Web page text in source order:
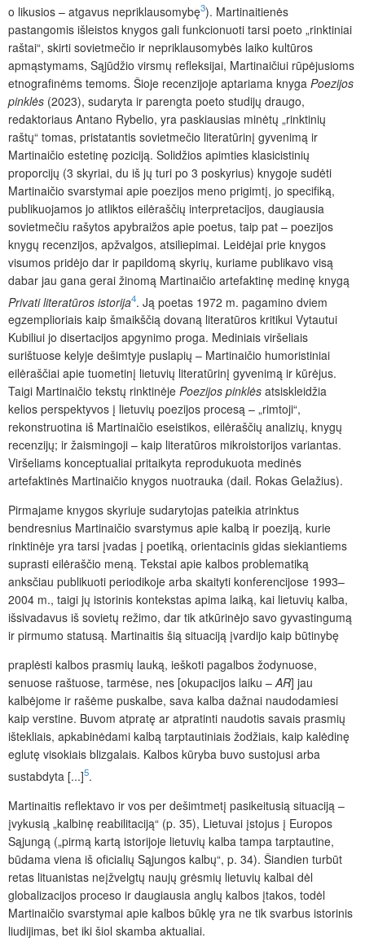
o likusios – atgavus nepriklausomybę3). Martinaitienės
pastangomis išleistos knygos gali funkcionuoti tarsi poeto „rinktiniai
raštai“, skirti sovietmečio ir nepriklausomybės laiko kultūros
apmąstymams, Sąjūdžio virsmų refleksijai, Martinaičiui rūpėjusioms
etnografinėms temoms. Šioje recenzijoje aptariama knyga Poezijos
pinklės (2023), sudaryta ir parengta poeto studijų draugo,
redaktoriaus Antano Rybelio, yra paskiausias minėtų „rinktinių
raštų“ tomas, pristatantis sovietmečio literatūrinį gyvenimą ir
Martinaičio estetinę poziciją. Solidžios apimties klasicistinių
proporcijų (3 skyriai, du iš jų turi po 3 poskyrius) knygoje sudėti
Martinaičio svarstymai apie poezijos meno prigimtį, jo specifiką,
publikuojamos jo atliktos eilėraščių interpretacijos, daugiausia
sovietmečiu rašytos apybraižos apie poetus, taip pat – poezijos
knygų recenzijos, apžvalgos, atsiliepimai. Leidėjai prie knygos
visumos pridėjo dar ir papildomą skyrių, kuriame publikavo visą
dabar jau gana gerai žinomą Martinaičio artefaktinę medinę knygą
Privati literatūros istorija4. Ją poetas 1972 m. pagamino dviem
egzemplioriais kaip šmaikščią dovaną literatūros kritikui Vytautui
Kubiliui jo disertacijos apgynimo proga. Mediniais viršeliais
surištuose kelyje dešimtyje puslapių – Martinaičio humoristiniai
eilėraščiai apie tuometinį lietuvių literatūrinį gyvenimą ir kūrėjus.
Taigi Martinaičio tekstų rinktinėje Poezijos pinklės atsiskleidžia
kelios perspektyvos į lietuvių poezijos procesą – „rimtoji“,
rekonstruotina iš Martinaičio eseistikos, eilėraščių analizių, knygų
recenzijų; ir žaismingoji – kaip literatūros mikroistorijos variantas.
Viršeliams konceptualiai pritaikyta reprodukuota medinės
artefaktinės Martinaičio knygos nuotrauka (dail. Rokas Gelažius).
Pirmajame knygos skyriuje sudarytojas pateikia atrinktus
bendresnius Martinaičio svarstymus apie kalbą ir poeziją, kurie
rinktinėje yra tarsi įvadas į poetiką, orientacinis gidas siekiantiems
suprasti eilėraščio meną. Tekstai apie kalbos problematiką
anksčiau publikuoti periodikoje arba skaityti konferencijose 1993–
2004 m., taigi jų istorinis kontekstas apima laiką, kai lietuvių kalba,
išsivadavus iš sovietų režimo, dar tik atkūrinėjo savo gyvastingumą
ir pirmumo statusą. Martinaitis šią situaciją įvardijo kaip būtinybę
praplėsti kalbos prasmių lauką, ieškoti pagalbos žodynuose,
senuose raštuose, tarmėse, nes [okupacijos laiku –AR] jau
kalbėjome ir rašėme puskalbe, sava kalba dažnai naudodamiesi
kaip verstine. Buvom atpratę ar atpratinti naudotis savais prasmių
ištekliais, apkabinėdami kalbą tarptautiniais žodžiais, kaip kalėdinę
eglutę visokiais blizgalais. Kalbos kūryba buvo sustojusi arba
sustabdyta [...]5.
Martinaitis reflektavo ir vos per dešimtmetį pasikeitusią situaciją –
įvykusią „kalbinę reabilitaciją“ (p. 35), Lietuvai įstojus į Europos
Sąjungą („pirmą kartą istorijoje lietuvių kalba tampa tarptautine,
būdama viena iš oficialių Sąjungos kalbų“, p. 34). Šiandien turbūt
retas lituanistas neįžvelgtų naujų grėsmių lietuvių kalbai dėl
globalizacijos proceso ir daugiausia anglų kalbos įtakos, todėl
Martinaičio svarstymai apie kalbos būklę yra ne tik svarbus istorinis
liudijimas, bet iki šiol skamba aktualiai.